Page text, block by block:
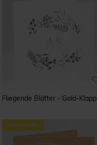
Fliegende Blätter - Gold-Klapp